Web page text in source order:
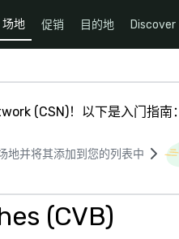
场地 促销 目的地 Discover
(CSN)！以下是入门指南：
地并将其添加到您的列表中
(CVB)